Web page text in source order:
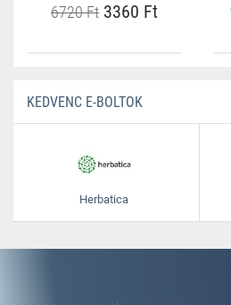
6720 Ft 3360 Ft
KEDVENC E-BOLTOK
Herbatica